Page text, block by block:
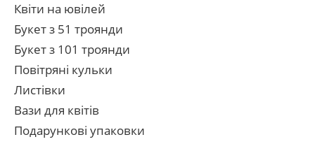
Квіти на ювілей
Букет з 51 троянди
Букет з 101 троянди
Повітряні кульки
Листівки
Вази для квітів
Подарункові упаковки